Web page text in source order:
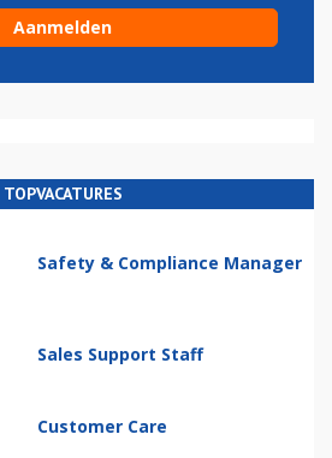
TOPVACATURES
Safety & Compliance Manager
Sales Support Staff
Customer Care